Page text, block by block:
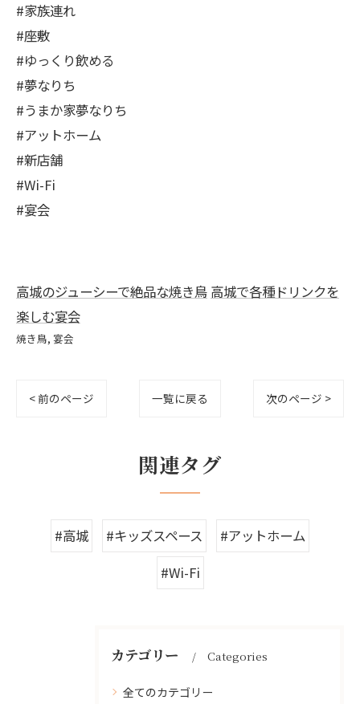
#家族連れ
#座敷
#ゆっくり飲める
#夢なりち
#うまか家夢なりち
#アットホーム
#新店舗
#Wi-Fi
#宴会
高城のジューシーで絶品な焼き鳥 高城で各種ドリンクを
楽しむ宴会
焼き鳥 宴会
< 前のページ 一覧に戻る 次のページ >
関連タグ
#高城 #キッズスペース
#アットホーム
#Wi-Fi
カテゴリー Categories
全てのカテゴリー